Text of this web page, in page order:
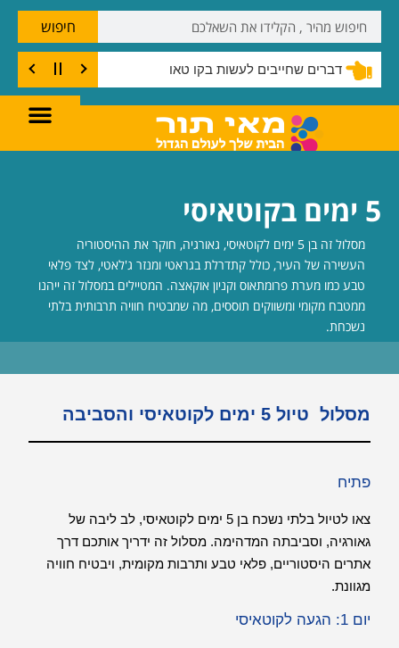
דברים שחייבים לעשות בקו טאו
חיפוש
5 ימים בקוטאיסי
מסלול זה בן 5 ימים לקוטאיסי, גאורגיה, חוקר את ההיסטוריה
העשירה של העיר, כולל קתדרלת בגראטי ומנזר ג'לאטי, לצד פלאי
טבע כמו מערת פרומתאוס וקניון אוקאצה. המטיילים במסלול זה ייהנו
ממטבח מקומי ומשווקים תוססים, מה שמבטיח חוויה תרבותית בלתי
נשכחת.
מסלול טיול 5 ימים לקוטאיסי והסביבה
פתיח
צאו לטיול בלתי נשכח בן 5 ימים לקוטאיסי, לב ליבה של
גאורגיה, וסביבתה המדהימה. מסלול זה ידריך אותכם דרך
אתרים היסטוריים, פלאי טבע ותרבות מקומית, ויבטיח חוויה
מגוונת.
יום 1: הגעה לקוטאיסי